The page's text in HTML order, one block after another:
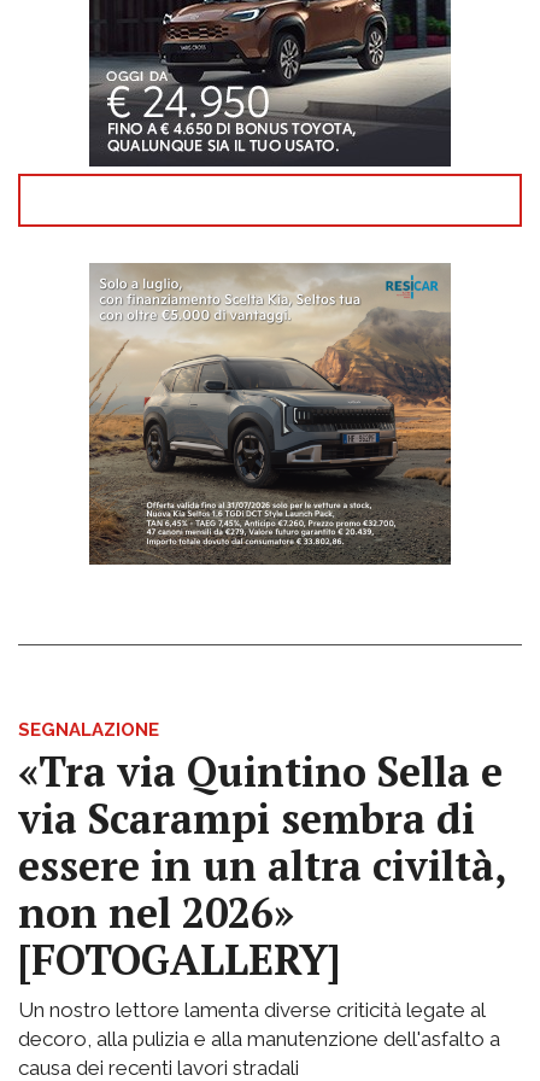
SEGNALAZIONE
«Tra via Quintino Sella e
via Scarampi sembra di
essere in un altra civiltà,
non nel 2026»
[FOTOGALLERY]
Un nostro lettore lamenta diverse criticità legate al
decoro, alla pulizia e alla manutenzione dell'asfalto a
causa dei recenti lavori stradali